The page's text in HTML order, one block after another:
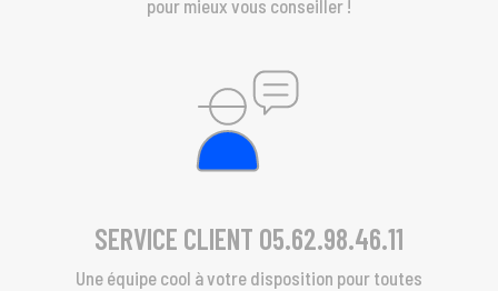
pour mieux vous conseiller !
SERVICE CLIENT 05.62.98.46.11
Une équipe cool à votre disposition pour toutes